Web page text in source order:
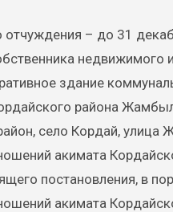
отчуждения – до 31
недвижимого
здание
района
село Кордай,
акимата
постановления, в
акимата